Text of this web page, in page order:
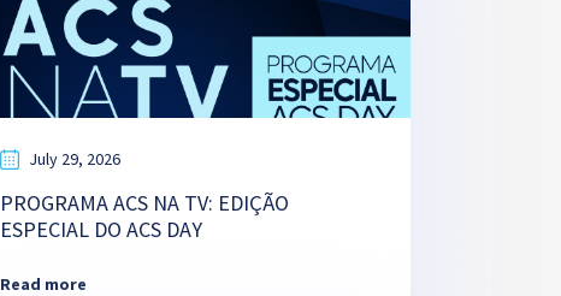
July 29, 2026
PROGRAMA ACS NA TV: EDIÇÃO
ESPECIAL DO ACS DAY
Read more